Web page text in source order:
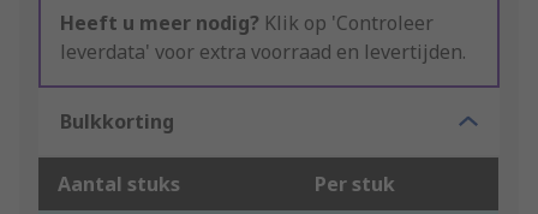
Heeft u meer nodig? Klik op 'Controleer
leverdata' voor extra voorraad en levertijden.
Bulkkorting
Aantal stuks Per stuk